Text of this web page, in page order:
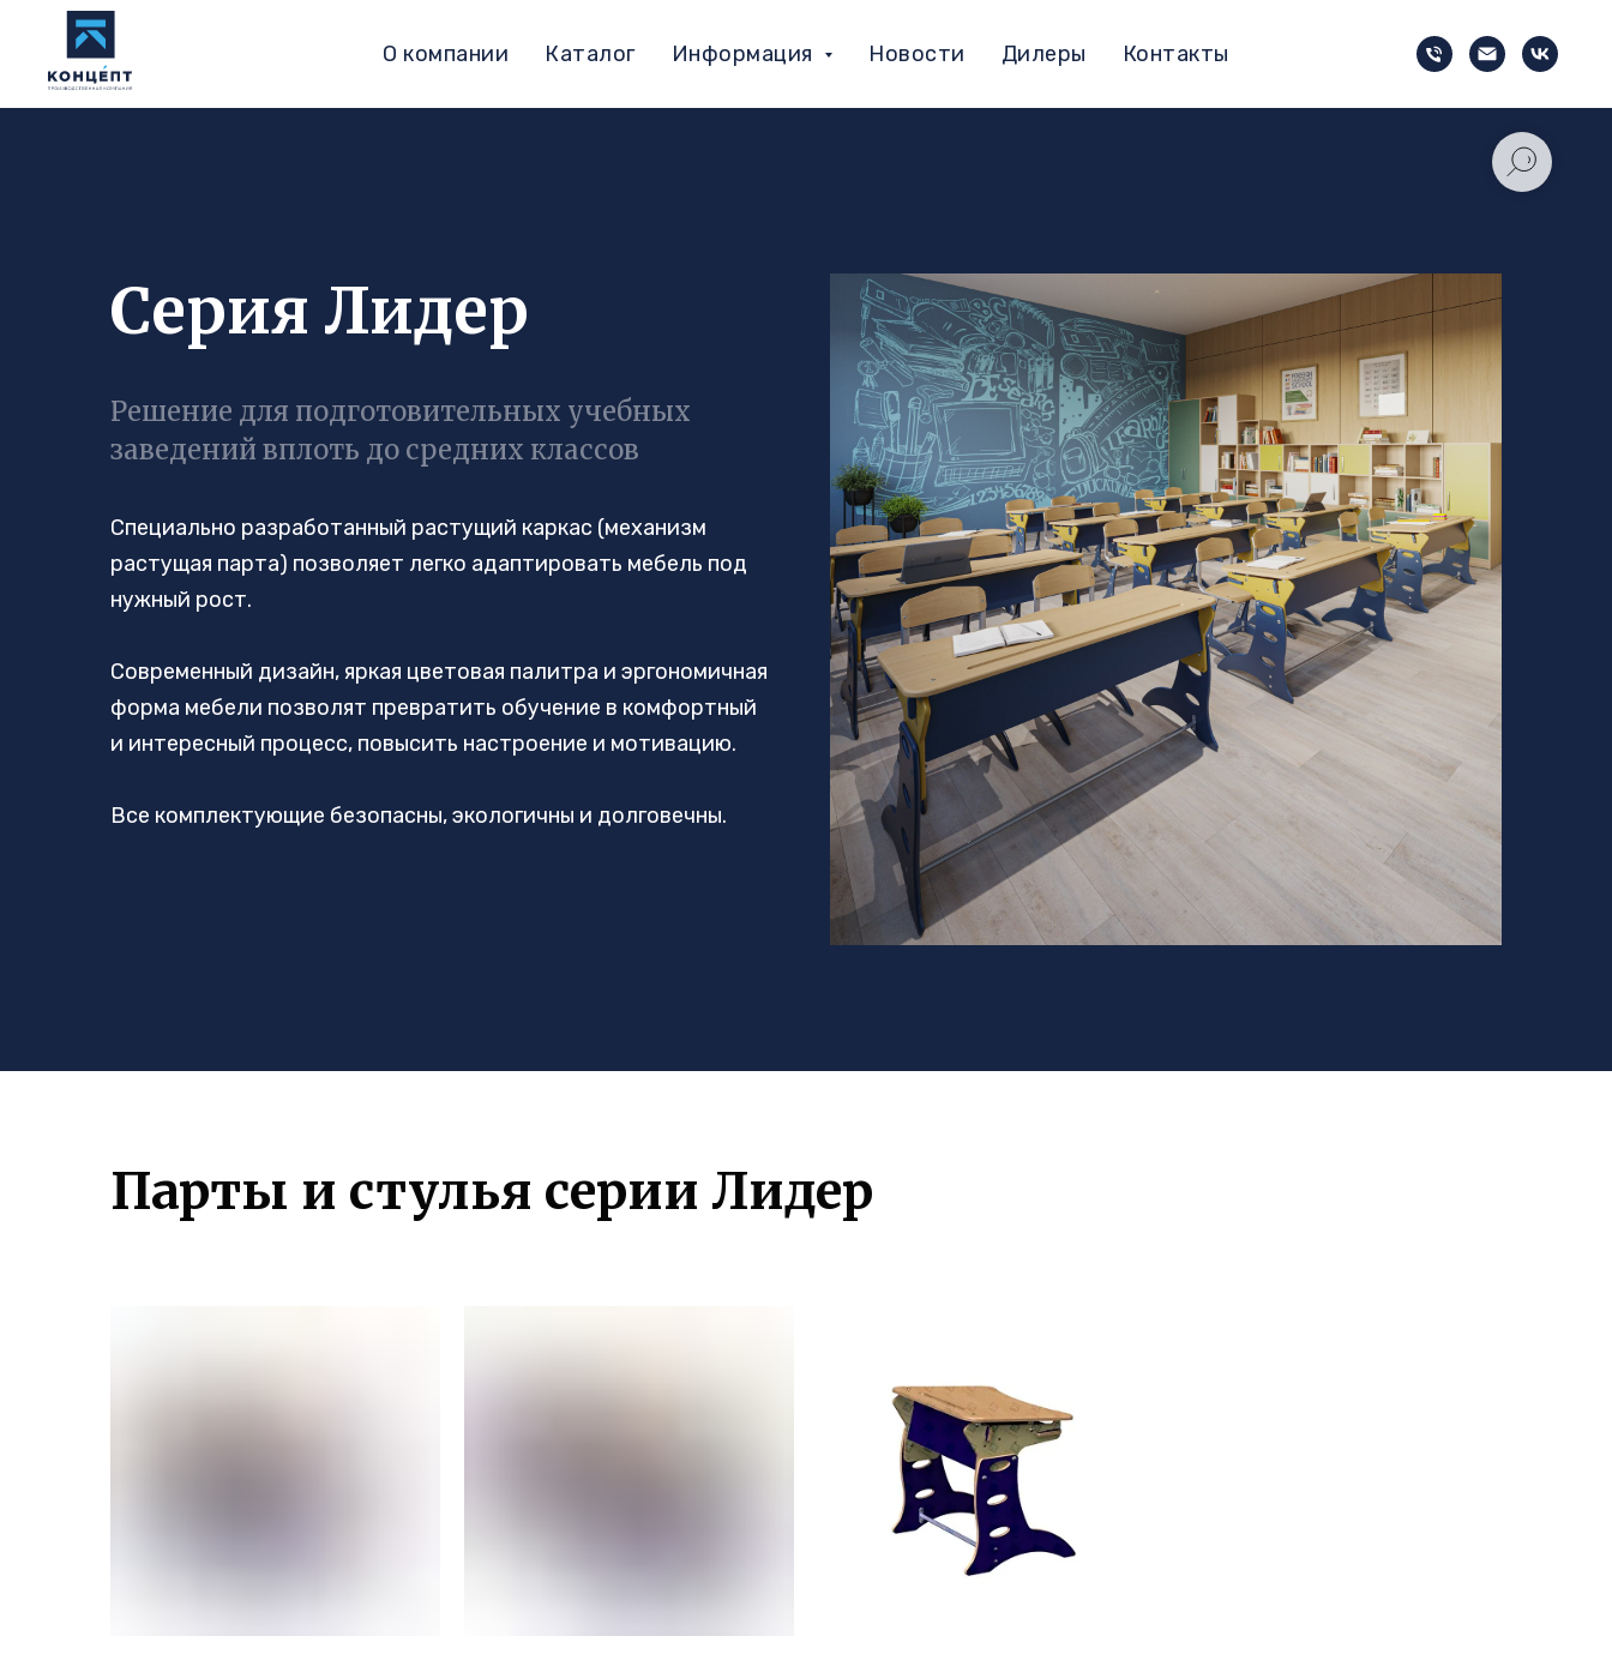
О компании Каталог Информация Новости Дилеры Контакты
Серия Лидер
Серия Лидер
Решение для подготовительных учебных
заведений вплоть до средних классов
Специально разработанный растущий каркас (механизм
растущая парта) позволяет легко адаптировать мебель под
нужный рост.
Современный дизайн, яркая цветовая палитра и эргономичная
форма мебели позволят превратить обучение в комфортный
и интересный процесс, повысить настроение и мотивацию.
Все комплектующие безопасны, экологичны и долговечны.
Парты и стулья серии Лидер